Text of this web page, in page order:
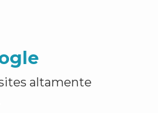
altamente